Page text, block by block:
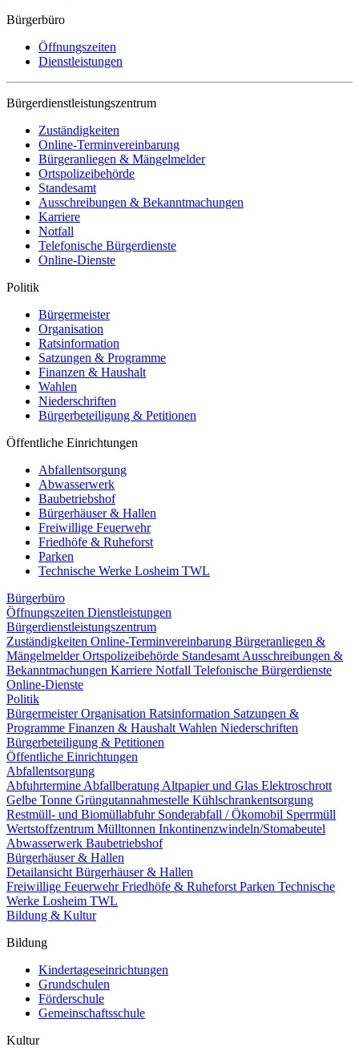
Bürgerbüro
Öffnungszeiten
Dienstleistungen
Bürgerdienstleistungszentrum
Zuständigkeiten
Online-Terminvereinbarung
Bürgeranliegen & Mängelmelder
Ortspolizeibehörde
Standesamt
Ausschreibungen & Bekanntmachungen
Karriere
Notfall
Telefonische Bürgerdienste
Online-Dienste
Politik
Bürgermeister
Organisation
Ratsinformation
Satzungen & Programme
Finanzen & Haushalt
Wahlen
Niederschriften
Bürgerbeteiligung & Petitionen
Öffentliche Einrichtungen
Abfallentsorgung
Abwasserwerk
Baubetriebshof
Bürgerhäuser & Hallen
Freiwillige Feuerwehr
Friedhöfe & Ruheforst
Parken
Technische Werke Losheim TWL
Bürgerbüro
Öffnungszeiten Dienstleistungen
Bürgerdienstleistungszentrum
Zuständigkeiten Online-Terminvereinbarung Bürgeranliegen &
MängelmelderOrtspolizeibehörde Standesamt Ausschreibungen &
Bekanntmachungen Karriere Notfall Telefonische Bürgerdienste
Online-Dienste
Politik
BürgermeisterOrganisation Ratsinformation Satzungen &
Programme Finanzen & Haushalt Wahlen Niederschriften
Bürgerbeteiligung & Petitionen
Öffentliche Einrichtungen
Abfallentsorgung
Abfuhrtermine Abfallberatung Altpapier und Glas Elektroschrott
Gelbe Tonne Grüngutannahmestelle Kühlschrankentsorgung
Restmüll- und Biomüllabfuhr Sonderabfall / Ökomobil Sperrmüll
Wertstoffzentrum Mülltonnen Inkontinenzwindeln/Stomabeutel
Abwasserwerk Baubetriebshof
Bürgerhäuser & Hallen
Detailansicht Bürgerhäuser & Hallen
Freiwillige FeuerwehrFriedhöfe & Ruheforst Parken Technische
Werke Losheim TWL
Bildung & Kultur
Bildung
Kindertageseinrichtungen
Grundschulen
Förderschule
Gemeinschaftsschule
Kultur